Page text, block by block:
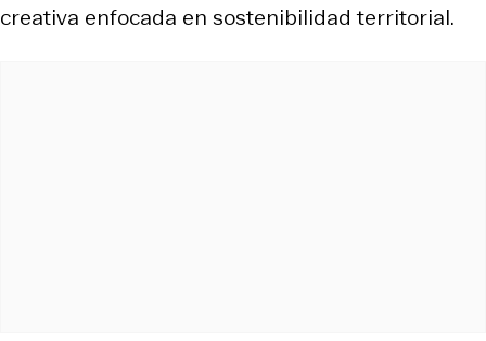
creativa enfocada en sostenibilidad territorial.